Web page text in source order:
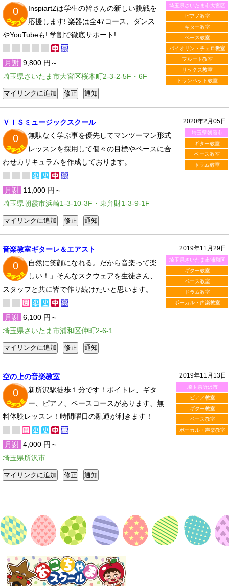
埼玉県さいたま市大宮区
ピアノ教室
ギター教室
ベース教室
バイオリン・チェロ教室
フルート教室
サックス教室
トランペット教室
0
InspiartZは学生の皆さんの新しい挑戦を
応援します! 楽器は全47コース、ダンス
やYouTubeも! 学割で徹底サポート!
月謝 9,800 円～
埼玉県さいたま市大宮区桜木町2-3-2-5F・6F
2020年2月05日
埼玉県朝霞市
ギター教室
ベース教室
ドラム教室
ＶＩＳミュージックスクール
0
無駄なく学ぶ事を優先してマンツーマン形式
レッスンを採用して個々の目標やペースに合
わせカリキュラムを作成しております。
月謝 11,000 円～
埼玉県朝霞市浜崎1-3-10-3F・東弁財1-3-9-1F
2019年11月29日
埼玉県さいたま市浦和区
ギター教室
ベース教室
ドラム教室
ボーカル・声楽教室
音楽教室ギターレ＆エアスト
0
自然に笑顔になれる。だから音楽って楽
しい！」そんなスクウェアを生徒さん、
スタッフと共に皆で作り続けたいと思います。
月謝 6,100 円～
埼玉県さいたま市浦和区仲町2-6-1
2019年11月13日
埼玉県所沢市
ピアノ教室
ギター教室
ベース教室
ボーカル・声楽教室
空の上の音楽教室
0
新所沢駅徒歩１分です！ボイトレ、ギタ
ー、ピアノ、ベースコースがあります、無
料体験レッスン！時間曜日の融通が利きます！
月謝 4,000 円～
埼玉県所沢市